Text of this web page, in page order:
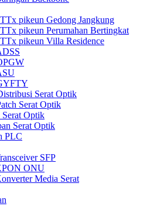
pikeun Gedong Jangkung
pikeun Perumahan Bertingkat
pikeun Villa Residence
Serat Optik
Serat Optik
Serat Optik
Serat Optik
PLC
SFP
ONU
Media Serat